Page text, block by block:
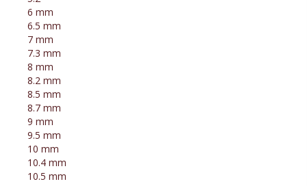
6 mm
6.5 mm
7 mm
7.3 mm
8 mm
8.2 mm
8.5 mm
8.7 mm
9 mm
9.5 mm
10 mm
10.4 mm
10.5 mm